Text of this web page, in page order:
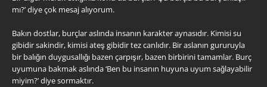
mı?’ diye çok mesaj alıyorum.
Bakın dostlar, burçlar aslında insanın karakter aynasıdır. Kimisi su
gibidir sakindir, kimisi ateş gibidir tez canlıdır. Bir aslanın gururuyla
bir balığın duygusallığı bazen çarpışır, bazen birbirini tamamlar. Burç
uyumuna bakmak aslında ‘Ben bu insanın huyuna uyum sağlayabilir
miyim?’ diye sormaktır.